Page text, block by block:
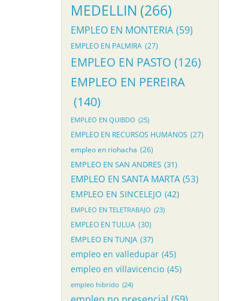
MEDELLIN (266)
EMPLEO EN MONTERIA (59)
EMPLEO EN PALMIRA (27)
EMPLEO EN PASTO (126)
EMPLEO EN PEREIRA
(140)
EMPLEO EN QUIBDO (25)
EMPLEO EN RECURSOS HUMANOS (27)
empleo en riohacha (26)
EMPLEO EN SAN ANDRES (31)
EMPLEO EN SANTA MARTA (53)
EMPLEO EN SINCELEJO (42)
EMPLEO EN TELETRABAJO (23)
EMPLEO EN TULUA (30)
EMPLEO EN TUNJA (37)
empleo en valledupar (45)
empleo en villavicencio (45)
empleo hibrido (24)